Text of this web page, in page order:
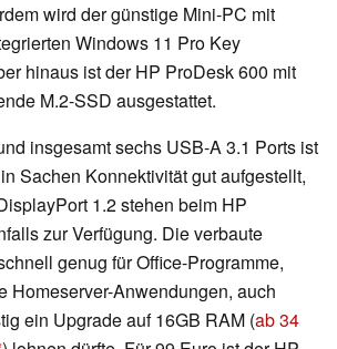
wird der günstige Mini-PC mit
Windows 11 Pro Key
hinaus ist der HP ProDesk 600 mit
M.2-SSD ausgestattet.
insgesamt sechs USB-A 3.1 Ports ist
Sachen Konnektivität gut aufgestellt,
1.2 stehen beim HP
zur Verfügung. Die verbaute
genug für Office-Programme,
Homeserver-Anwendungen, auch
ein Upgrade auf 16GB RAM (ab 34